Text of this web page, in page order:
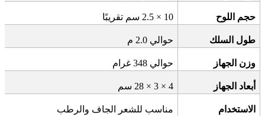
حجم اللوح 10 × 2.5 سم تقريبًا
طول السلك حوالي 2.0 م
وزن الجهاز حوالي 348 غرام
أبعاد الجهاز 28 × 3 × 4 سم
الاستخدام مناسب للشعر الجاف والرطب